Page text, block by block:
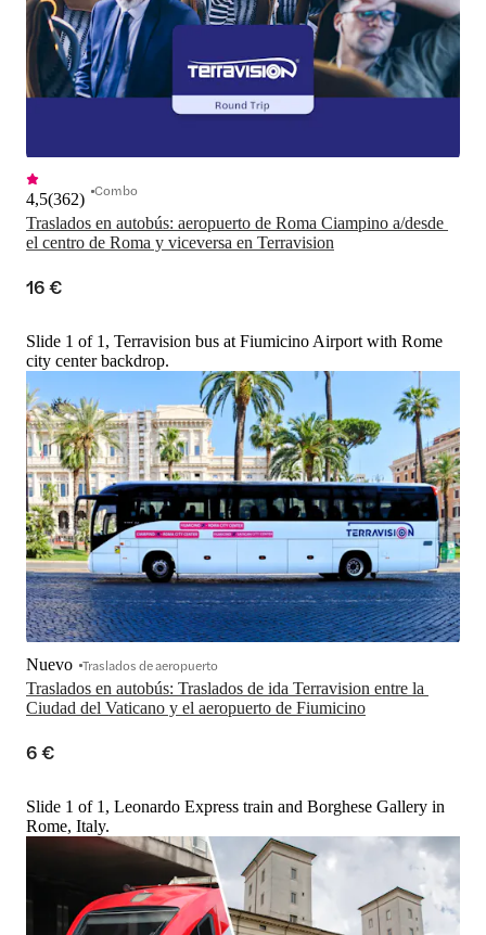
Traslados en autobús: aeropuerto de Roma Ciampino a/desde
el centro de Roma y viceversa en Terravision
4,5(362) Combo
16 €
Slide 1 of 1, Terravision bus at Fiumicino Airport with Rome
city center backdrop.
Traslados en autobús: Traslados de ida Terravision entre la
Ciudad del Vaticano y el aeropuerto de Fiumicino
Nuevo Traslados de aeropuerto
6 €
Slide 1 of 1, Leonardo Express train and Borghese Gallery in
Rome, Italy.